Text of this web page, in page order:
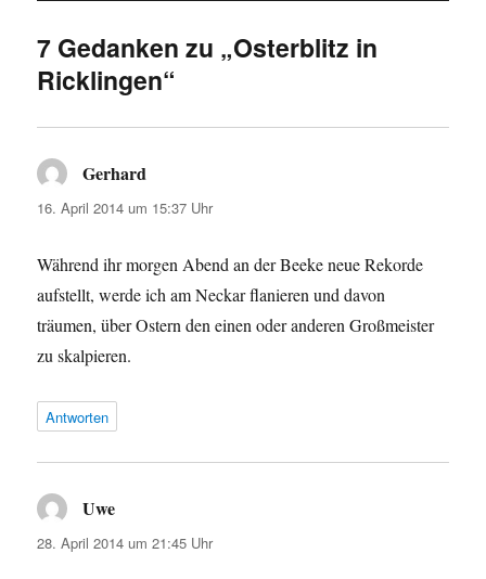
7 Gedanken zu „Osterblitz in
Ricklingen“
Gerhard
16. April 2014 um 15:37 Uhr
Während ihr morgen Abend an der Beeke neue Rekorde
aufstellt, werde ich am Neckar flanieren und davon
träumen, über Ostern den einen oder anderen Großmeister
zu skalpieren.
Antworten
Uwe
28. April 2014 um 21:45 Uhr